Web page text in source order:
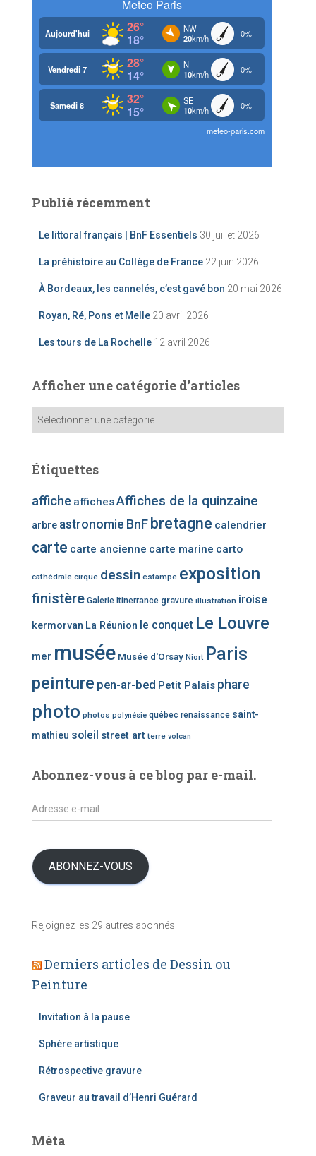
Publié récemment
Le littoral français | BnF Essentiels 30 juillet 2026
La préhistoire au Collège de France 22 juin 2026
À Bordeaux, les cannelés, c’est gavé bon 20 mai 2026
Royan, Ré, Pons et Melle 20 avril 2026
Les tours de La Rochelle 12 avril 2026
Afficher une catégorie d’articles
h
r
u
e
t
g
r
i
e
d
’
a
Étiquettes
affiche affichesAffiches de la quinzaine
arbre astronomie BnF bretagne calendrier
carte carte ancienne carte marine carto
cathédrale cirque dessin estampe exposition
finistère Galerie Itinerrance gravure illustration iroise
kermorvan La Réunion le conquet Le Louvre
mer musée Musée d'Orsay Niort Paris
peinture pen-ar-bed Petit Palais phare
photo photos polynésie québec renaissance saint-
mathieu soleil street art terre volcan
Abonnez-vous à ce blog par e-mail.
A
d
s
s
-
a
i
l
ABONNEZ-VOUS
Rejoignez les 29 autres abonnés
Derniers articles de Dessin ou
Peinture
Invitation à la pause
Sphère artistique
Rétrospective gravure
Graveur au travail d’Henri Guérard
Méta